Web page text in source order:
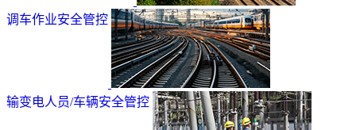
调车作业安全管控
输变电人员/车辆安全管控